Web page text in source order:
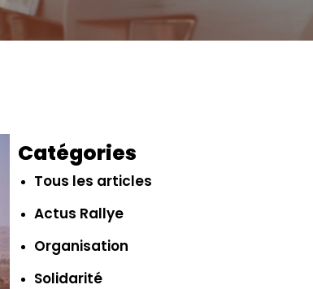
Catégories
Tous les articles
Actus Rallye
Organisation
Solidarité